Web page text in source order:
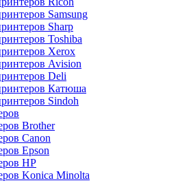
Samsung
Sharp
Toshiba
Xerox
Avision
Deli
Катюша
Sindoh
Brother
Canon
Epson
HP
Konica Minolta